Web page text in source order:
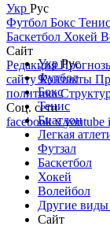
Укр Рус
Футбол Бокс Тенис
Баскетбол Хокей
Сайт
Редакция
сайтуКонтакты
политика
Соц. сети
facebookxyoutube
УкрРус
Футбол
Бокс
Тенис
Биатлон
Легкая
Футзал
Баскетбол
Хокей
Волейбол
Другие виды
Сайт